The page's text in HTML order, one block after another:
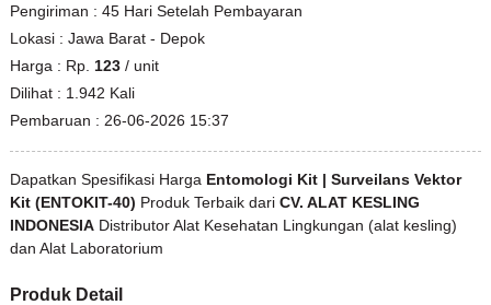
Pengiriman : 45 Hari Setelah Pembayaran
Lokasi : Jawa Barat - Depok
Harga : Rp. 123/ unit
Dilihat : 1.942 Kali
Pembaruan : 26-06-2026 15:37
Dapatkan Spesifikasi Harga Entomologi Kit | Surveilans Vektor
Kit (ENTOKIT-40) Produk Terbaik dari CV. ALAT KESLING
INDONESIADistributor Alat Kesehatan Lingkungan (alat kesling)
dan Alat Laboratorium
Produk Detail